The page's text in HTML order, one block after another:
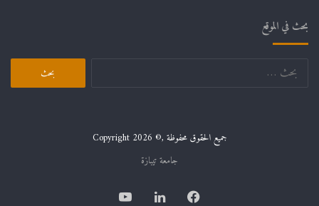
بحث في الموقع
البحث
جميع الحقوق محفوظة ,© Copyright 2026
جامعة تيبازة
فيسبوكلينكدإن يوتيوب